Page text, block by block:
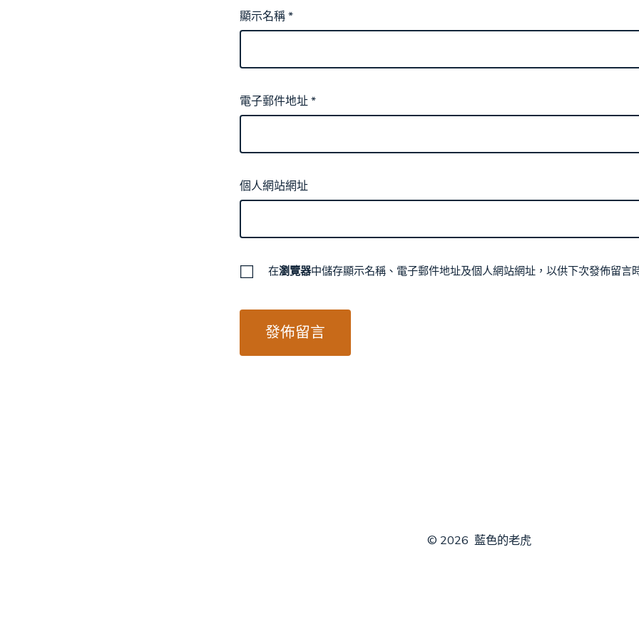
顯示名稱*
電子郵件地址*
個人網站網址
在瀏覽器中儲存顯示名稱、電子郵件地址及個人網站網址，以供下次發佈留言
© 2026 藍色的老虎